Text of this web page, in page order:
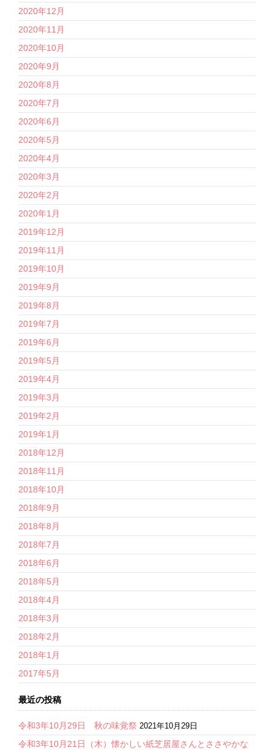
2020年12月
2020年11月
2020年10月
2020年9月
2020年8月
2020年7月
2020年6月
2020年5月
2020年4月
2020年3月
2020年2月
2020年1月
2019年12月
2019年11月
2019年10月
2019年9月
2019年8月
2019年7月
2019年6月
2019年5月
2019年4月
2019年3月
2019年2月
2019年1月
2018年12月
2018年11月
2018年10月
2018年9月
2018年8月
2018年7月
2018年6月
2018年5月
2018年4月
2018年3月
2018年2月
2018年1月
2017年5月
最近の投稿
令和3年10月29日 秋の味覚祭 2021年10月29日
令和3年10月21日（木）懐かしい紙芝居屋さんとささやかな